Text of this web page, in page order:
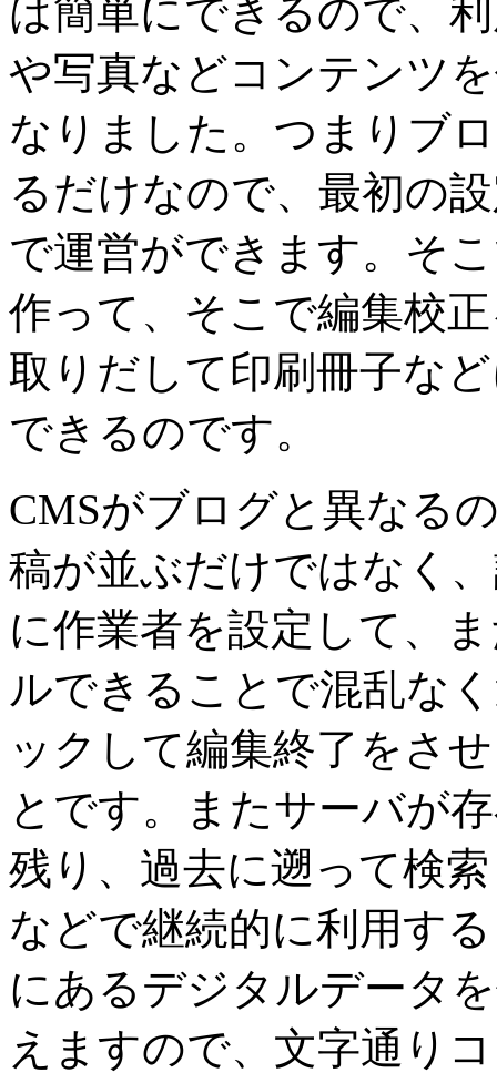
は簡単にできるので、
や写真などコンテンツ
なりました。つまりブ
るだけなので、最初の
で運営ができます。そ
作って、そこで編集校
取りだして印刷冊子な
できるのです。
CMSがブログと異なる
稿が並ぶだけではなく
に作業者を設定して、
ルできることで混乱な
ックして編集終了をさ
とです。またサーバが
残り、過去に遡って検
などで継続的に利用す
にあるデジタルデータ
えますので、文字通り